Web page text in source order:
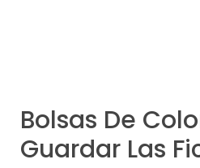
Bolsas De
Guardar Las